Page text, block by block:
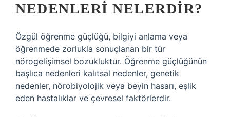
NEDENLERI NELERDIR?
Özgül öğrenme güçlüğü, bilgiyi anlama veya
öğrenmede zorlukla sonuçlanan bir tür
nörogelişimsel bozukluktur. Öğrenme güçlüğünün
başlıca nedenleri kalıtsal nedenler, genetik
nedenler, nörobiyolojik veya beyin hasarı, eşlik
eden hastalıklar ve çevresel faktörlerdir.